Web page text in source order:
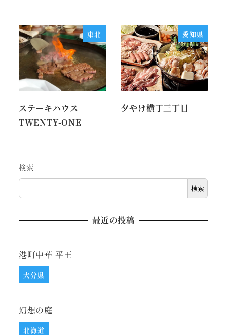
東北
ステーキハウス
TWENTY-ONE
愛知県
夕やけ横丁三丁目
検索
検索
最近の投稿
港町中華 平王
大分県
幻想の庭
北海道